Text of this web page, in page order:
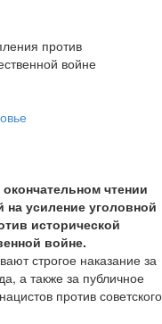
против
войне
чтении
на усиление уголовной
исторической
войне.
строгое наказание за
а также за публичное
против советского